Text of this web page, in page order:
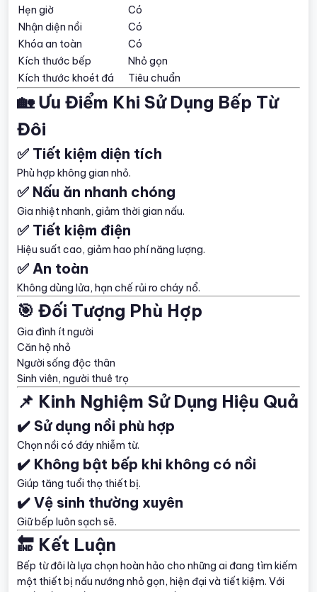
Hẹn giờ
Có
Nhận diện nồi
Có
Khóa an toàn
Có
Kích thước bếp
Nhỏ gọn
Kích thước khoét đá
Tiêu chuẩn
🏡 Ưu Điểm Khi Sử Dụng Bếp Từ
Đôi
✅ Tiết kiệm diện tích
Phù hợp không gian nhỏ.
✅ Nấu ăn nhanh chóng
Gia nhiệt nhanh, giảm thời gian nấu.
✅ Tiết kiệm điện
Hiệu suất cao, giảm hao phí năng lượng.
✅ An toàn
Không dùng lửa, hạn chế rủi ro cháy nổ.
🎯 Đối Tượng Phù Hợp
Gia đình ít người
Căn hộ nhỏ
Người sống độc thân
Sinh viên, người thuê trọ
📌 Kinh Nghiệm Sử Dụng Hiệu Quả
✔️ Sử dụng nồi phù hợp
Chọn nồi có đáy nhiễm từ.
✔️ Không bật bếp khi không có nồi
Giúp tăng tuổi thọ thiết bị.
✔️ Vệ sinh thường xuyên
Giữ bếp luôn sạch sẽ.
🔚 Kết Luận
Bếp từ đôi là lựa chọn hoàn hảo cho những ai đang tìm kiếm
một thiết bị nấu nướng nhỏ gọn, hiện đại và tiết kiệm. Với